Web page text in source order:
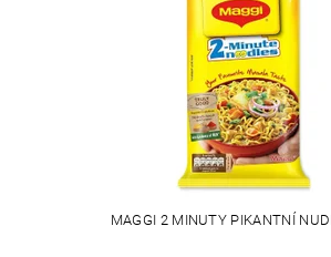
MAGGI 2 MINUTY PIKANTNÍ